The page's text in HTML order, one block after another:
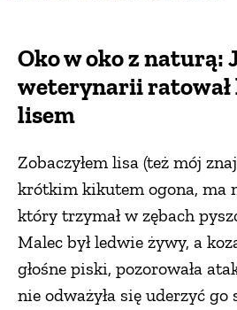
Oko w oko z naturą:
weterynarii ratował
lisem
Zobaczyłem lisa (też mój
krótkim kikutem ogona, ma
który trzymał w zębach
Malec był ledwie żywy, a
głośne piski, pozorowała
nie odważyła się uderzyć